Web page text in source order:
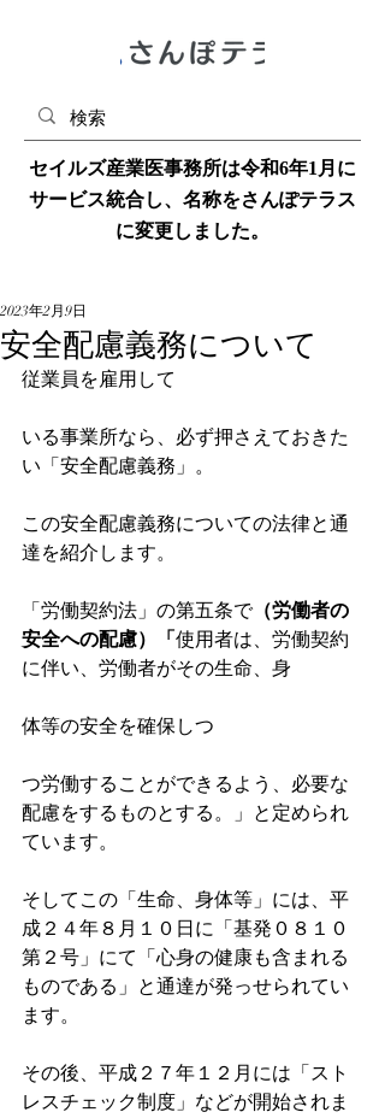
​セイルズ産業医事務所は令和6年1月に
サービス統合し、名称をさんぽテラス
に変更しました。
安全配慮義務について
2023年2月9日
従業員を雇用して
いる事業所なら、必ず押さえておきた
い「安全配慮義務」。
この安全配慮義務についての法律と通
達を紹介します。
「労働契約法」の第五条で（労働者の
安全への配慮）「 使用者は、労働契約
に伴い、労働者がその生命、身
体等の安全を確保しつ
つ労働することができるよう、必要な
配慮をするものとする。」と定められ
ています。
そしてこの「生命、身体等」には、平
成２４年８月１０日に「基発０８１０
第２号」にて「心身の健康も含まれる
ものである」と通達が発っせられてい
ます。
その後、平成２７年１２月には「スト
レスチェック制度」などが開始されま